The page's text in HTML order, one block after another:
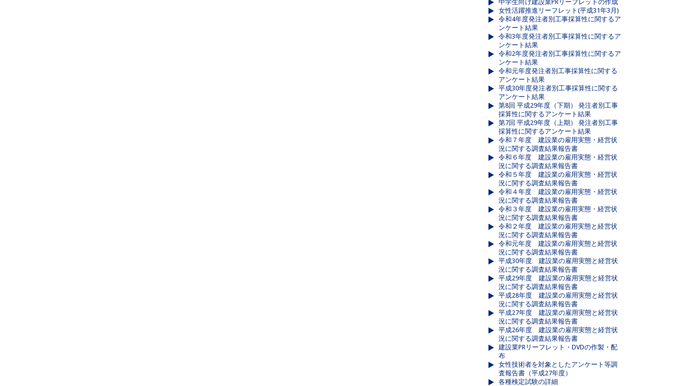
中学生向け建設業PRリーフレットの作成
女性活躍推進リーフレット(平成31年3月)
令和4年度発注者別工事採算性に関するア
ンケート結果
令和3年度発注者別工事採算性に関するア
ンケート結果
令和2年度発注者別工事採算性に関するア
ンケート結果
令和元年度発注者別工事採算性に関する
アンケート結果
平成30年度発注者別工事採算性に関する
アンケート結果
第8回 平成29年度（下期） 発注者別工事
採算性に関するアンケート結果
第7回 平成29年度（上期） 発注者別工事
採算性に関するアンケート結果
令和７年度 建設業の雇用実態・経営状
況に関する調査結果報告書
令和６年度 建設業の雇用実態・経営状
況に関する調査結果報告書
令和５年度 建設業の雇用実態・経営状
況に関する調査結果報告書
令和４年度 建設業の雇用実態・経営状
況に関する調査結果報告書
令和３年度 建設業の雇用実態・経営状
況に関する調査結果報告書
令和２年度 建設業の雇用実態と経営状
況に関する調査結果報告書
令和元年度 建設業の雇用実態と経営状
況に関する調査結果報告書
平成30年度 建設業の雇用実態と経営状
況に関する調査結果報告書
平成29年度 建設業の雇用実態と経営状
況に関する調査結果報告書
平成28年度 建設業の雇用実態と経営状
況に関する調査結果報告書
平成27年度 建設業の雇用実態と経営状
況に関する調査結果報告書
平成26年度 建設業の雇用実態と経営状
況に関する調査結果報告書
建設業PRリーフレット・DVDの作製・配
布
女性技術者を対象としたアンケート等調
査報告書（平成27年度）
各種検定試験の詳細